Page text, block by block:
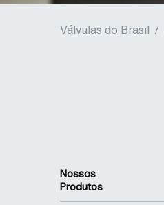
Válvulas do Brasil /
Nossos
Produtos